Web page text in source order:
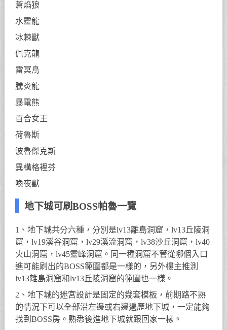
蒼焰狼
水靈龍
冰棘獸
佩克龍
雷冥鳥
騰炎龍
暴電熊
百合女王
荷魯斯
波魯傑克斯
異構格裡芬
喚夜獸
地下城可刷BOSS帕魯一覽
1、地下城共分六種，分別是lv13離島洞窟，lv13丘陵洞
窟，lv19溪谷洞窟，lv29溪流洞窟，lv38沙丘洞窟，lv40
火山洞窟，lv45靈峰洞窟。同一種洞窟不管從哪個入口
進可能刷出的BOSS範圍都是一樣的，另外樓主推測
lv13離島洞窟和lv13丘陵洞窟的範圍也一樣。
2、地下城的迷宮設計是固定的幾套模板，前期路不熟
的情況下可以全部沿左邊或右邊遍歷地下城，一定能夠
找到BOSS房。熟悉後進地下城就跟回家一樣。